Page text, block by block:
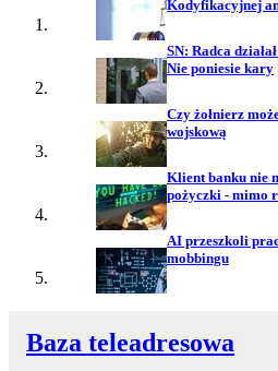
Kodyfikacyjnej
SN: Radca
Nie poniesie kary
Czy żołnierz
wojskową
Klient banku nie
pożyczki - mimo
AI przeszkoli
mobbingu
Baza teleadresowa